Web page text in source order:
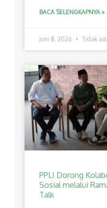
BACA SELENGKAPNYA »
Juni 8, 2026 Tidak
PPLI Dorong
Sosial melalui
Talk